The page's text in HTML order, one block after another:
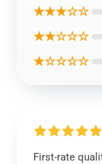
★★★☆☆
★★☆☆☆
★☆☆☆☆
First-rate